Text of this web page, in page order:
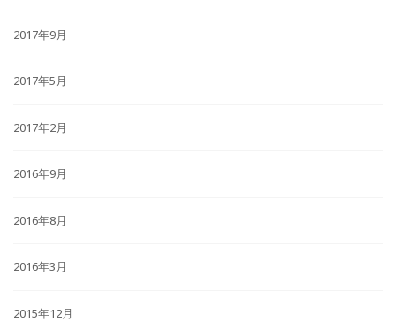
2017年9月
2017年5月
2017年2月
2016年9月
2016年8月
2016年3月
2015年12月